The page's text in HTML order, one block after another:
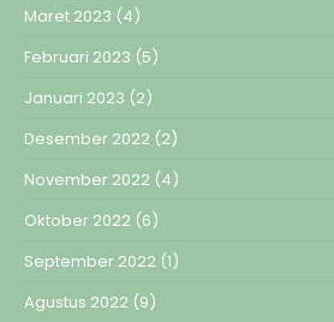
Maret 2023 (4)
Februari 2023 (5)
Januari 2023 (2)
Desember 2022 (2)
November 2022 (4)
Oktober 2022 (6)
September 2022 (1)
Agustus 2022 (9)